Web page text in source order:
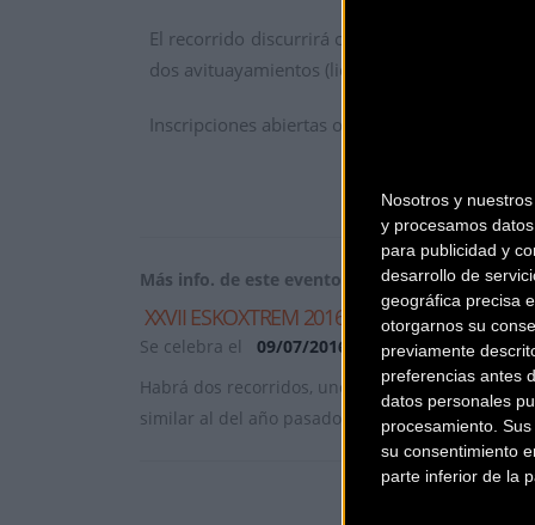
Nosotros y
y procesamos
para publicidad y
desarrollo de
geográfica precisa
otorgarnos su
previamente
preferencias antes
datos personales
procesamiento.
su consentimiento
parte inferior de la
El recorrido discurrirá casi en su totalidad
dos avituayamientos (liquido+sólido) durante
Inscripciones abiertas online hasta el día 7 en
Más info. de este evento
XXVII ESKOXTREM 2016
Se celebra el
09/07/2016
Habrá dos recorridos, uno largo de 47 km y -
similar al del año pasado pero c
... [+]